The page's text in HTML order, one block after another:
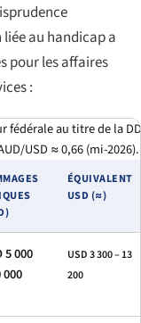
au handicap a
pour les affaires
:
au titre de la
USD ≈ 0,66 (mi-2026).
ÉQUIVALENT
USD (≈)
5 000
000
USD 3 300 – 13
200